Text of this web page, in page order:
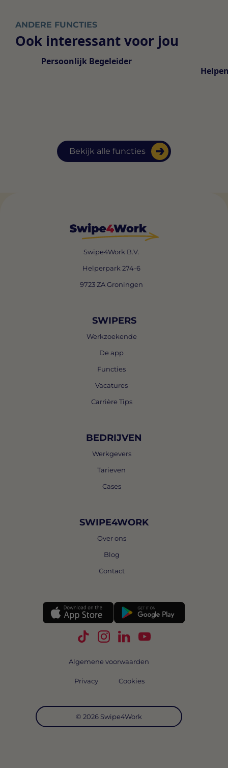
ANDERE FUNCTIES
Ook interessant voor jou
Bekijk alle functies
Persoonlijk Begeleider
Swipe4Work B.V.
Helperpark 274-6
9723 ZA Groningen
SWIPERS
Werkzoekende
De app
Functies
Vacatures
Carrière Tips
BEDRIJVEN
Werkgevers
Tarieven
Cases
SWIPE4WORK
Over ons
Blog
Contact
Volg Swipe4Work op TikTok
Volg Swipe4Work op
Volg Swipe4Work op
Volg Swipe4Work
© 2026 Swipe4Work
Algemene voorwaarden
Privacy Cookies